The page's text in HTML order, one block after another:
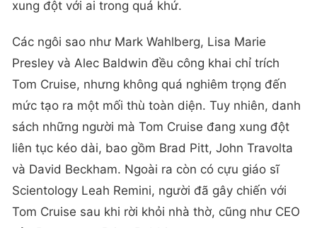
xung đột với ai trong quá khứ.
Các ngôi sao như Mark Wahlberg, Lisa Marie
Presley và Alec Baldwin đều công khai chỉ trích
Tom Cruise, nhưng không quá nghiêm trọng đến
mức tạo ra một mối thù toàn diện. Tuy nhiên, danh
sách những người mà Tom Cruise đang xung đột
liên tục kéo dài, bao gồm Brad Pitt, John Travolta
và David Beckham. Ngoài ra còn có cựu giáo sĩ
Scientology Leah Remini, người đã gây chiến với
Tom Cruise sau khi rời khỏi nhà thờ, cũng như CEO